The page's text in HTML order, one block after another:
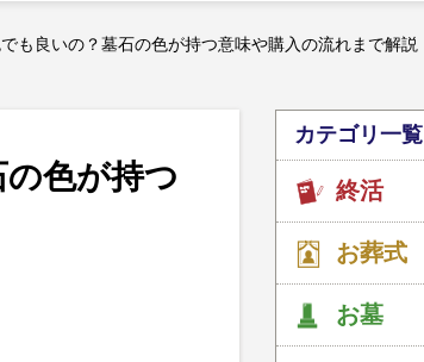
も良いの？墓石の色が持つ意味や購入の流れまで解説
色が持つ
カテゴリ一覧
終活
お葬式
お墓